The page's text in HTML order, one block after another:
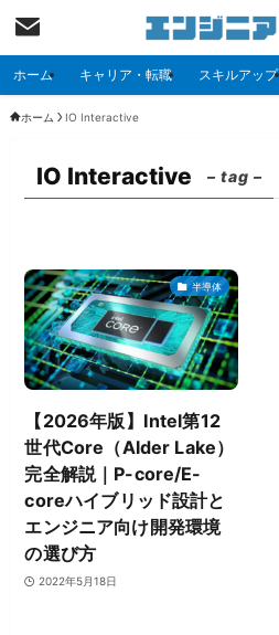
ホーム キャリア・転職 スキルアップ
ホーム IO Interactive
IO Interactive – tag –
半導体
【2026年版】Intel第12
世代Core（Alder Lake）
完全解説｜P-core/E-
coreハイブリッド設計と
エンジニア向け開発環境
の選び方
2022年5月18日